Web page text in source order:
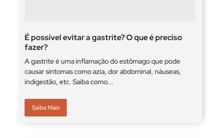
É possível evitar a gastrite? O que é preciso
fazer?
A gastrite é uma inflamação do estômago que pode
causar sintomas como azia, dor abdominal, náuseas,
indigestão, etc. Saiba como...
Saiba Mais